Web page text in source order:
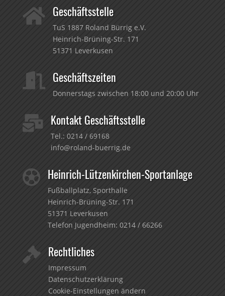
 Geschäftsstelle
TuS 1887 Roland Bürrig e.V.
Heinrich-Brüning-Str. 171
51371 Leverkusen
 Geschäftszeiten
Donnerstags zwischen 18:00 und 20:00 Uhr
 Kontakt Geschäftsstelle
Tel.: 0214 / 69168
info@roland-buerrig.de
 Heinrich-Lützenkirchen-Sportanlage
Fußballplatz, Sporthalle
Heinrich-Brüning-Str. 171
51371 Leverkusen
Telefon Jugendheim: 0214 / 66266
 Rechtliches
Impressum
Datenschutzerklärung
Cookie-Einstellungen ändern